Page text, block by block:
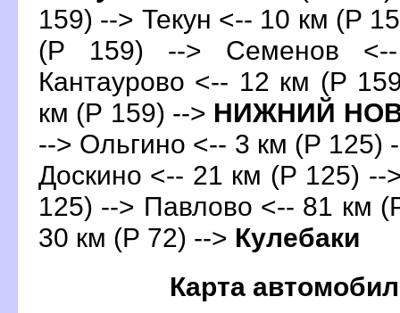
159) --> Текун <-- 10 км (Р
(Р 159) --> Семенов
Кантаурово <-- 12 км (Р
км (Р 159) --> НИЖНИЙ
--> Ольгино <-- 3 км (Р 125)
Доскино <-- 21 км (Р 125) --
125) --> Павлово <-- 81 км
30 км (Р 72) --> Кулебаки
Карта